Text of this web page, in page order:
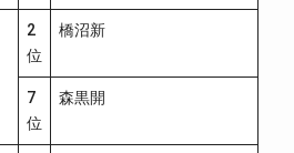
2
位
橋沼新
7
位
森黒開